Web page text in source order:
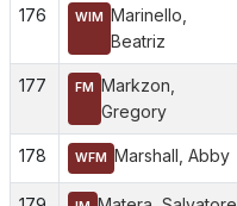
176 WIM Marinello,
Beatriz
177 FM Markzon,
Gregory
178 WFM Marshall, Abby